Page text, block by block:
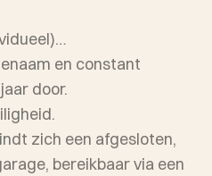
en constant
door.
zich een afgesloten,
bereikbaar via een